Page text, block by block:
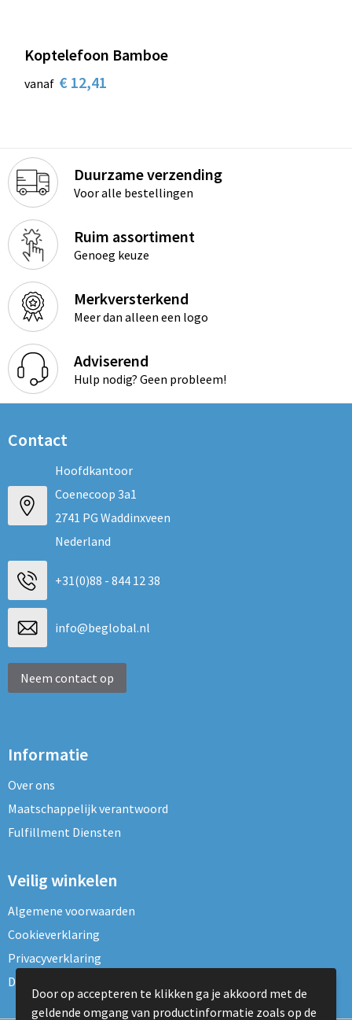
Koptelefoon Bamboe
vanaf € 12,41
Duurzame verzending
Voor alle bestellingen
Ruim assortiment
Genoeg keuze
Merkversterkend
Meer dan alleen een logo
Adviserend
Hulp nodig? Geen probleem!
Contact
Hoofdkantoor
Coenecoop 3a1
2741 PG Waddinxveen
Nederland
+31(0)88 - 844 12 38
info@beglobal.nl
Neem contact op
Informatie
Over ons
Maatschappelijk verantwoord
Fulfillment Diensten
Veilig winkelen
Algemene voorwaarden
Cookieverklaring
Privacyverklaring
Disclaimer
Door op accepteren te klikken ga je akkoord met de
geldende omgang van productinformatie zoals op de